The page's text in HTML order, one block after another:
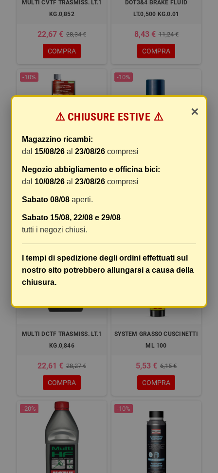
MULTI CVTF TRASMISS. LT.1
KG.0,852
22,67 € 28,34 €
COMPRA
DOT3&4 BRAKE FLUID
LT.0,500 KG.0.01
8,43 € 11,24 €
COMPRA
-10%
BOOSTER BENZINA ML 250
kg.0,206
8,69 € 9,65 €
COMPRA
-10%
STARTER MOTORE DS. E BZ.
ML 200 kg.0,071
-20%
MULTI DCTF TRASMISS. LT.1
KG.0,846
22,61 € 28,27 €
COMPRA
-10%
SYSTEM GRASSO CUSCINETTI
ML 100
5,53 € 6,15 €
COMPRA
-20% -10%
×
⚠️ CHIUSURE ESTIVE ⚠️
Magazzino ricambi:
dal 15/08/26 al23/08/26 compresi
Negozio abbigliamento e officina bici:
dal 10/08/26 al23/08/26 compresi
Sabato 08/08 aperti.
Sabato 15/08, 22/08 e 29/08
tutti i negozi chiusi.
I tempi di spedizione degli ordini effettuati sul
nostro sito potrebbero allungarsi a causa della
chiusura.